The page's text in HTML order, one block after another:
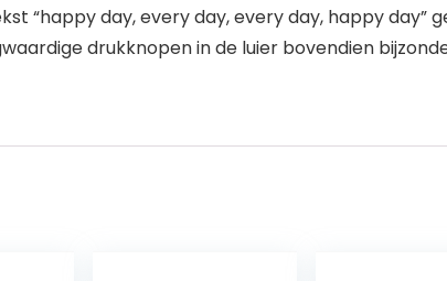
“happy day, every day, every day, happy
drukknopen in de luier bovendien